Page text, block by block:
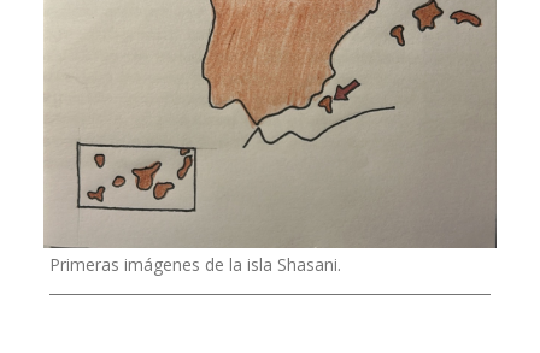
Primeras imágenes de la isla Shasani.